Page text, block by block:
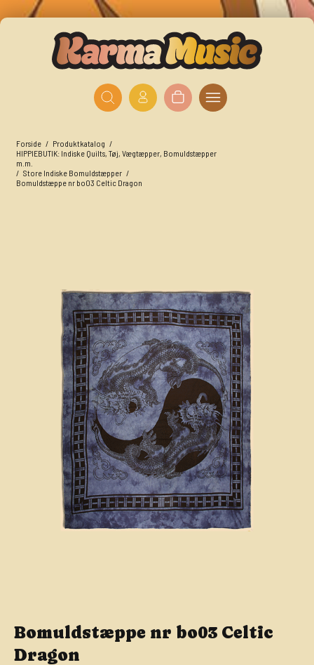
Forside / Produktkatalog /
HIPPIEBUTIK: Indiske Quilts, Tøj, Vægtæpper, Bomuldstæpper
m.m.
/ Store Indiske Bomuldstæpper /
Bomuldstæppe nr bo03 Celtic Dragon
Bomuldstæppe nr bo03 Celtic
Dragon